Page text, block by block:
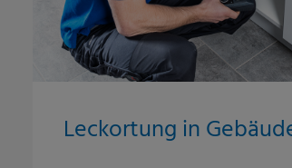
Leckortung in